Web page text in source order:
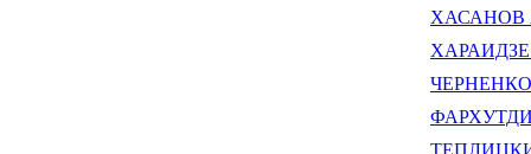
ХАСАНОВ
ХАРАИДЗЕ
ЧЕРНЕНКО